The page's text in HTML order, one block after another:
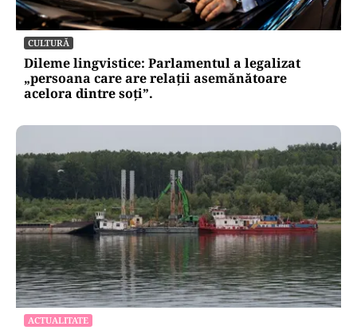
CULTURĂ
Dileme lingvistice: Parlamentul a legalizat
„persoana care are relații asemănătoare
acelora dintre soți”.
ACTUALITATE